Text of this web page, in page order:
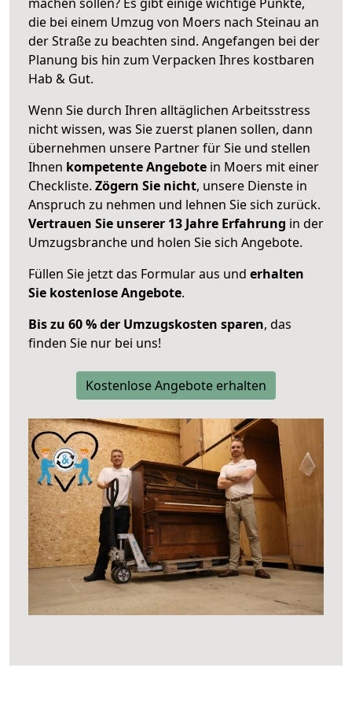
die bei einem Umzug von Moers nach Steinau an
der Straße zu beachten sind. Angefangen bei der
Planung bis hin zum Verpacken Ihres kostbaren
Hab & Gut.
Wenn Sie durch Ihren alltäglichen Arbeitsstress
nicht wissen, was Sie zuerst planen sollen, dann
übernehmen unsere Partner für Sie und stellen
Ihnen kompetente Angebote in Moers mit einer
Checkliste. Zögern Sie nicht, unsere Dienste in
Anspruch zu nehmen und lehnen Sie sich zurück.
Vertrauen Sie unserer 13 Jahre Erfahrung in der
Umzugsbranche und holen Sie sich Angebote.
Füllen Sie jetzt das Formular aus und erhalten
Sie kostenlose Angebote.
Bis zu 60 % der Umzugskosten sparen, das
finden Sie nur bei uns!
Kostenlose Angebote erhalten